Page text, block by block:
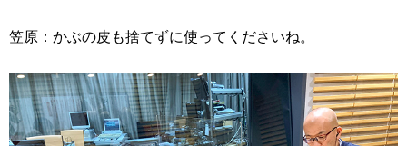
笠原：かぶの皮も捨てずに使ってくださいね。